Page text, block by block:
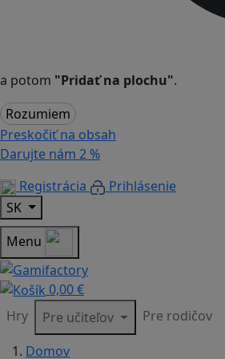
a potom "Pridať na plochu".
Rozumiem
Preskočiť na obsah
Darujte nám 2 %
Registrácia
Prihlásenie
SK
Menu
0,00 €
Hry
Pre učiteľov Pre rodičov
Domov